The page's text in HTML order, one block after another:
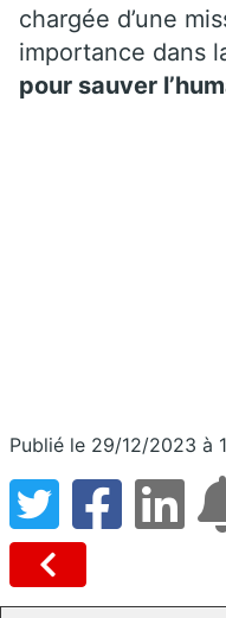
chargée d’une
importance dans
pour sauver
Publié le 29/12/2023 à